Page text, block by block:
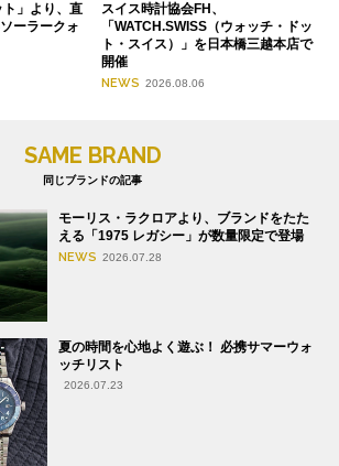
ト」より、直
ーラークォ
スイス時計協会FH、
「WATCH.SWISS（ウォッチ・ドッ
ト・スイス）」を日本橋三越本店で
開催
NEWS 2026.08.06
SAME BRAND
同じブランドの記事
モーリス・ラクロアより、ブランドをたた
える「1975 レガシー」が数量限定で登場
NEWS 2026.07.28
夏の時間を心地よく遊ぶ！ 必携サマーウォ
ッチリスト
2026.07.23